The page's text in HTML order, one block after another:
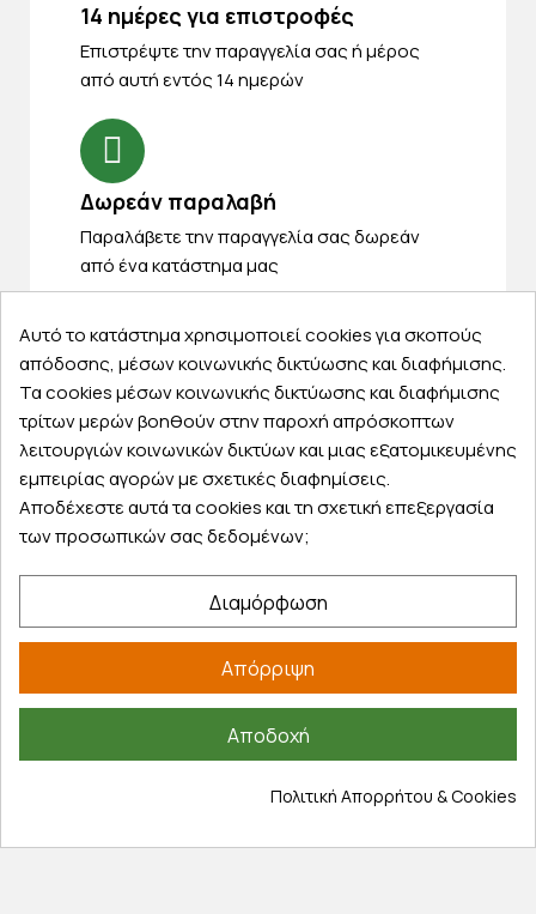
14 ημέρες για επιστροφές
Eπιστρέψτε την παραγγελία σας ή μέρος
από αυτή εντός 14 ημερών
Δωρεάν παραλαβή
Παραλάβετε την παραγγελία σας δωρεάν
από ένα κατάστημα μας
Express αποστολές
Κάντε σήμερα την παραγγελία σας και
παραλάβετε αύριο στην πόρτα σας
Εξυπηρέτηση πελατών
Λογαριασμός
Τρόποι παραγγελίας
Εξέλιξη παραγγελίας
Αυτό το κατάστημα χρησιμοποιεί cookies για σκοπούς
απόδοσης, μέσων κοινωνικής δικτύωσης και διαφήμισης.
Τα cookies μέσων κοινωνικής δικτύωσης και διαφήμισης
τρίτων μερών βοηθούν στην παροχή απρόσκοπτων
λειτουργιών κοινωνικών δικτύων και μιας εξατομικευμένης
εμπειρίας αγορών με σχετικές διαφημίσεις.
Αποδέχεστε αυτά τα cookies και τη σχετική επεξεργασία
των προσωπικών σας δεδομένων;
Διαμόρφωση
Απόρριψη
Αποδοχή
Πολιτική Απορρήτου & Cookies